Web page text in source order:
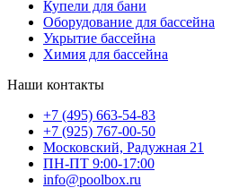
Купели для бани
Оборудование для бассейна
Укрытие бассейна
Химия для бассейна
Наши контакты
+7 (495) 663-54-83
+7 (925) 767-00-50
Московский, Радужная 21
ПН-ПТ 9:00-17:00
info@poolbox.ru